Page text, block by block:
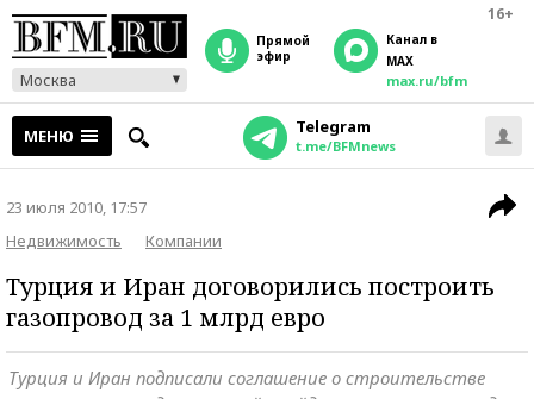
16+
Москва
прямой
эфир
Канал в
MAX
max.ru/bfm
МЕНЮ Telegram
t.me/BFMnews
23 июля 2010, 17:57
Недвижимость
Компании
Турция и Иран договорились построить
газопровод за 1 млрд евро
Турция и Иран подписали соглашение о строительстве